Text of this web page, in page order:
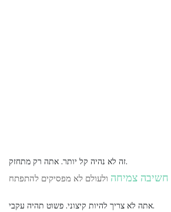
זה לא נהיה קל יותר. אתה רק מתחזק.
חשיבה צמיחה
אתה לא צריך להיות קיצוני. פשוט תהיה עקבי.